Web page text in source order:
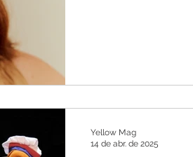
Yellow Mag
14 de abr. de 2025